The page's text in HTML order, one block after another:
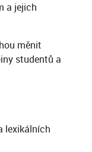
a jejich
měnit
studentů a
lexikálních